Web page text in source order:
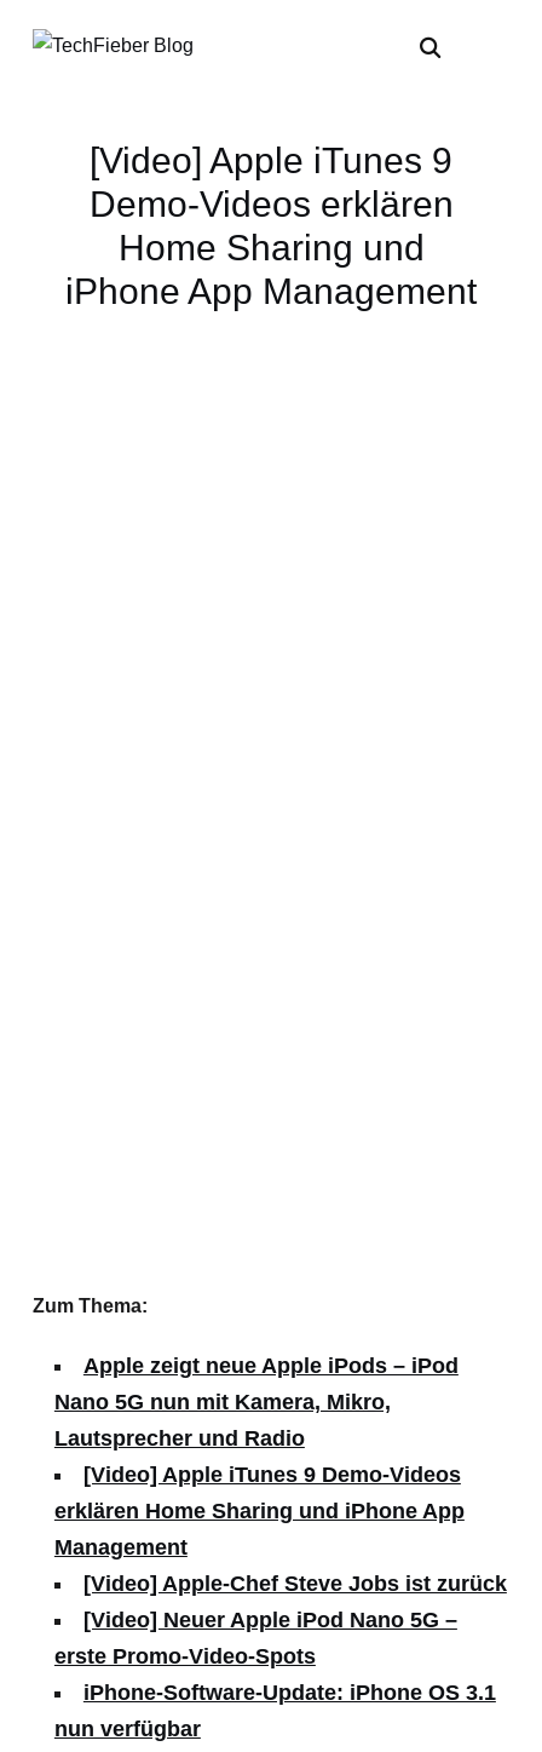
[Video] Apple iTunes 9
Demo-Videos erklären
Home Sharing und
iPhone App Management
Zum Thema:
Apple zeigt neue Apple iPods – iPod
Nano 5G nun mit Kamera, Mikro,
Lautsprecher und Radio
[Video] Apple iTunes 9 Demo-Videos
erklären Home Sharing und iPhone App
Management
[Video] Apple-Chef Steve Jobs ist zurück
[Video] Neuer Apple iPod Nano 5G –
erste Promo-Video-Spots
iPhone-Software-Update: iPhone OS 3.1
nun verfügbar